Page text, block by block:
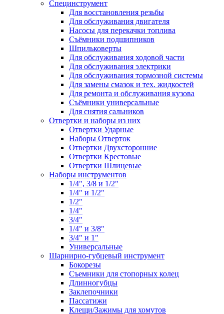
Специнструмент
Для восстановления резьбы
Для обслуживания двигателя
Насосы для перекачки топлива
Съёмники подшипников
Шпильковерты
Для обслуживания ходовой части
Для обслуживания электрики
Для обслуживания тормозной системы
Для замены смазок и тех. жидкостей
Для ремонта и обслуживания кузова
Съёмники универсальные
Для снятия сальников
Отвертки и наборы из них
Отвертки Ударные
Наборы Отверток
Отвертки Двухсторонние
Отвертки Крестовые
Отвертки Шлицевые
Наборы инструментов
1/4", 3/8 и 1/2"
1/4" и 1/2"
1/2"
1/4"
3/4"
1/4" и 3/8"
3/4" и 1"
Универсальные
Шарнирно-губцевый инструмент
Бокорезы
Съемники для стопорных колец
Длинногубцы
Заклепочники
Пассатижи
Клещи/Зажимы для хомутов